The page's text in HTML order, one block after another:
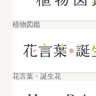
植物図鑑
花言葉・誕生花